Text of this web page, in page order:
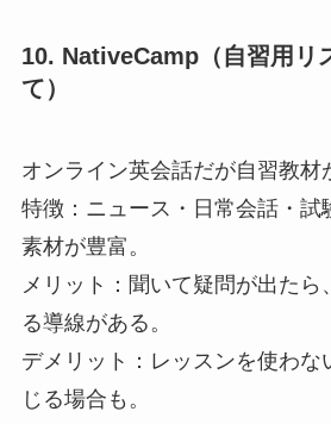
10. NativeCamp（自習用リ
て）
オンライン英会話だが自習教材
特徴：ニュース・日常会話・試
素材が豊富。
メリット：聞いて疑問が出たら
る導線がある。
デメリット：レッスンを使わな
じる場合も。